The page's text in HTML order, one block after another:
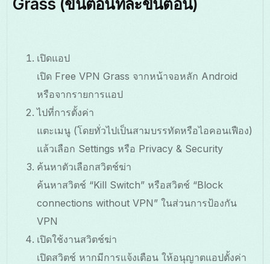
Grass (ขั้นตอนทีละขั้นตอน)
เปิดแอป
เปิด Free VPN Grass จากหน้าจอหลัก Android
หรือจากรายการแอป
ไปที่การตั้งค่า
แตะเมนู (โดยทั่วไปเป็นสามบรรทัดหรือไอคอนเฟือง)
แล้วเลือก Settings หรือ Privacy & Security
ค้นหาตัวเลือกสวิตช์ฆ่า
ค้นหาสวิตช์ “Kill Switch” หรือสวิตช์ “Block
connections without VPN” ในส่วนการป้องกัน
VPN
เปิดใช้งานสวิตช์ฆ่า
เปิดสวิตช์ หากมีการแจ้งเตือน ให้อนุญาตแอปตั้งค่า